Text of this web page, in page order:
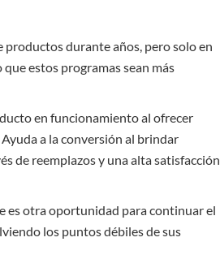
durante años, pero solo en
estos programas sean más
en funcionamiento al ofrecer
a la conversión al brindar
de reemplazos y una alta satisfacción
es otra oportunidad para continuar el
los puntos débiles de sus